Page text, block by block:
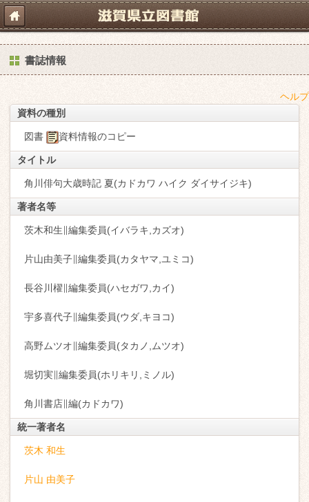
書誌情報
ヘルプ
資料の種別
図書 資料情報のコピー
タイトル
角川俳句大歳時記 夏(カドカワ ハイク ダイサイジキ)
著者名等
茨木和生∥編集委員(イバラキ,カズオ)
片山由美子∥編集委員(カタヤマ,ユミコ)
長谷川櫂∥編集委員(ハセガワ,カイ)
宇多喜代子∥編集委員(ウダ,キヨコ)
高野ムツオ∥編集委員(タカノ,ムツオ)
堀切実∥編集委員(ホリキリ,ミノル)
角川書店∥編(カドカワ)
統一著者名
茨木 和生
片山 由美子